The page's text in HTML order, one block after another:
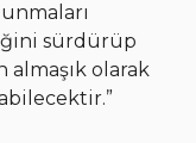
sürdürüp
olarak